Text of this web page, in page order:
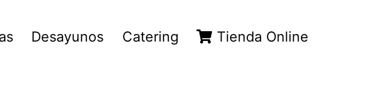
Desayunos Catering Tienda Online